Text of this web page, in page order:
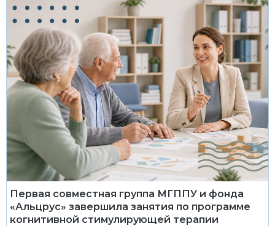
Первая совместная группа МГППУ и фонда
«Альцрус» завершила занятия по программе
когнитивной стимулирующей терапии